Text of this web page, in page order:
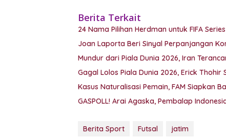
Berita Terkait
24 Nama Pilihan Herdman untuk FIFA
Joan Laporta Beri Sinyal Perpanjangan
Mundur dari Piala Dunia 2026, Iran
Gagal Lolos Piala Dunia 2026, Erick
Kasus Naturalisasi Pemain, FAM Siapkan
GASPOLL! Arai Agaska, Pembalap
Berita Sport Futsal jatim